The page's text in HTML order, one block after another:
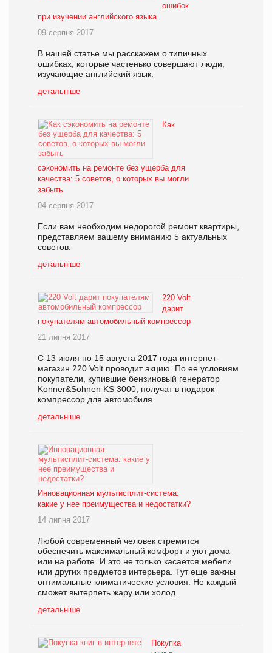
ошибок
при изучении английского языка
09 серпня 2017
В нашей статье мы расскажем о типичных
ошибках, которые частенько совершают люди,
изучающие английский язык.
детальніше
Как
сэкономить на ремонте без ущерба для
качества: 5 советов, о которых вы могли
забыть
04 серпня 2017
Если вам необходим недорогой ремонт квартиры,
представляем вашему вниманию 5 актуальных
советов.
детальніше
220 Volt
дарит
покупателям автомобильный компрессор
21 липня 2017
С 13 июля по 15 августа 2017 года интернет-
магазин 220 Volt проводит акцию. По ее условиям
покупатели, купившие бензиновый генератор
Konner&Sohnen KS 3000, получат в подарок
компрессор для автомобиля.
детальніше
Инновационная мультисплит-система:
какие у нее преимущества и недостатки?
14 липня 2017
Любой современный человек стремится
обеспечить максимальный комфорт и уют дома
или на работе. И это не только касается мебели
или других предметов интерьера. Тут еще важны
оптимальные климатические условия. Не каждый
сможет вытерпеть жару или холод.
детальніше
Покупка